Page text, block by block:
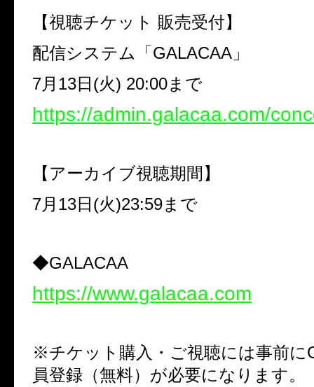
【視聴チケット 販売受付】
配信システム「 GALACAA 」
7月 13日 (火) 20:00まで
https://admin.galacaa.com/
【アーカイブ視聴期間】
7月 13日 (火)23:59まで
◆GALACAA
https://www.galacaa.com
※チケット購入・ご視聴には事前に
員登録（無料）が必要になります。